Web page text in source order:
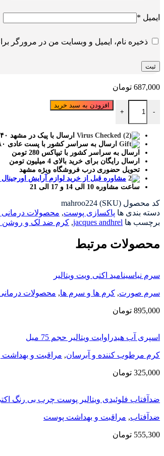
ایمیل *
ذخیره نام، ایمیل و وبسایت من در مرورگر
687,000 تومان
-
کرم ضد لک و روشن کننده وایت اکتیو ژاک آندرل
+
افزودن به سبد خرید
ارسال با پیک در مشهد ۱۴۰ تومن
ارسال به سراسر کشور با پست عادی ۱۸۰ تومن
ارسال به سراسر کشور با تیپاکس 280 تومن
ارسال رایگان برای خرید بالای 4 میلیون تومن
تحویل حضوری درب فروشگاه ویژه مشهد
مشاوره قبل از خرید لوازم آرایش اورجینال 09026820222
ساعت مشاوره 10 الی 14 و 17 الی 21
کد محصول (SKU)
mahroo224
دسته بندی ها پاکسازی پوست, محصولات
برچسب ها jacques andhrel
, کرم ضد لک و روشن کننده
محصولات مرتبط
سرم نیاسینامید اکتی ویت ویتالیر
سرم صورت, کرم ها و سرم ها, محصولات
895,000 تومان
اسپری آب هیدراوایت ویتالیر حجم 75 میل
کرم مرطوب کننده و آبرسان, مراقبت و
325,000 تومان
ضدآفتاب فلوئیدی ویتالیر پوست چرب بی رنگ
ضدآفتاب, مراقبت و بهداشت پوست
555,300 تومان